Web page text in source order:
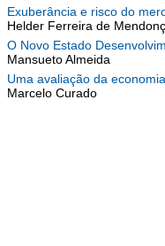
Exuberância e risco do
Helder Ferreira de
O Novo Estado
Mansueto Almeida
Uma avaliação da
Marcelo Curado